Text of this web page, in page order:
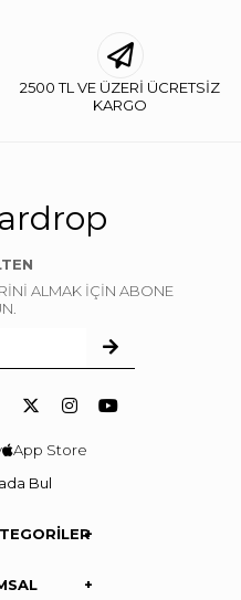
2500 TL VE ÜZERİ ÜCRETSİZ
KARGO
ALMAK İÇİN ABONE
App Store
Bul